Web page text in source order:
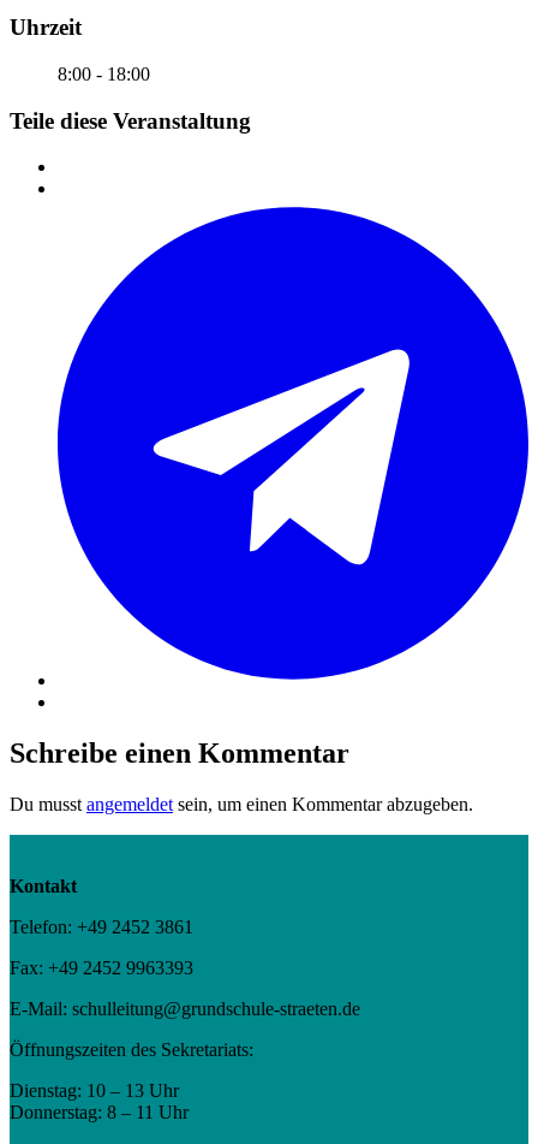
Uhrzeit
8:00 - 18:00
Teile diese Veranstaltung
Schreibe einen Kommentar
Du musst angemeldet sein, um einen Kommentar abzugeben.
Kontakt
Telefon: +49 2452 3861
Fax: +49 2452 9963393
E-Mail: schulleitung@grundschule-straeten.de
Öffnungszeiten des Sekretariats:
Dienstag: 10 – 13 Uhr
Donnerstag: 8 – 11 Uhr